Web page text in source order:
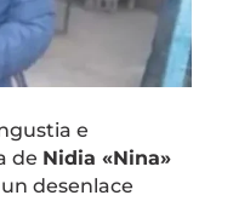
e
de Nidia «Nina»
desenlace